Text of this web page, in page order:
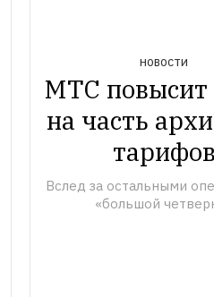
НОВОСТИ
МТС
на часть
тарифов
Вслед за остальными
«большой